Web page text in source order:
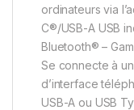
ordinateurs via
C®/USB-A USB
Bluetooth® –
Se connecte à
d’interface
USB-A ou USB